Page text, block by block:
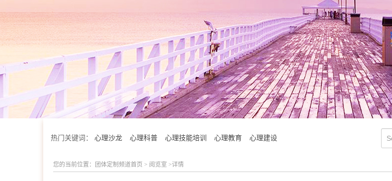
热门关键词： 心理沙龙 心理科普 心理技能培训 心理教育 心理建设
您的当前位置： 团体定制频道首页 > 阅览室 >详情